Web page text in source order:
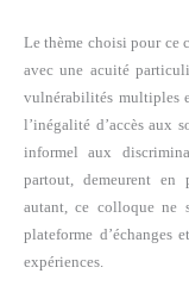
Le thème choisi pour ce
avec une acuité
vulnérabilités multiples
l’inégalité d’accès aux
informel aux
partout, demeurent en
autant, ce colloque ne
plateforme d’échanges
expériences.